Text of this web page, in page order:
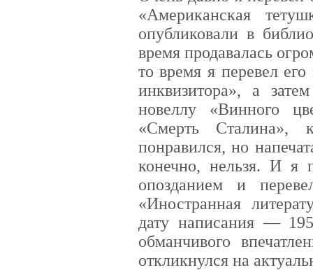
«Американская
опубликовали в
время продавалась
то время я перевел
инквизитора», а
новеллу «Винного
«Смерть Сталина»,
понравился, но
конечно, нельзя. И я
опозданием и
«Иностранная
дату написания —
обманчивого
откликнулся на